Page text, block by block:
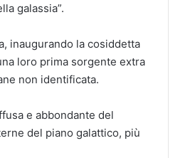
galassia”.
inaugurando la cosiddetta
loro prima sorgente extra
non identificata.
e abbondante del
del piano galattico, più